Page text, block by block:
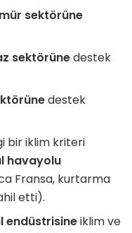
sektörüne
sektörünedestek
destek
bir iklim kriteri
havayolu
Fransa, kurtarma
etti).
endüstrisineiklim ve